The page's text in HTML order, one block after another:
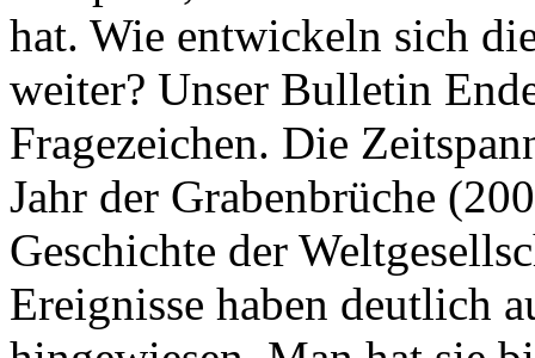
hat. Wie entwickeln sich
weiter? Unser Bulletin
Fragezeichen. Die
Jahr der Grabenbrüche
Geschichte der
Ereignisse haben deutlich